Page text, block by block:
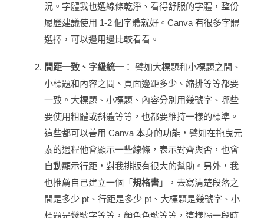
況。字體我也選線條乾淨、看得舒服的字體，整份
履歷建議使用 1-2 個字體就好。Canva 有很多字體
選擇，可以邊用邊比較看看。
間距一致、字級統一： 譬如大標題和小標題之間、
小標題和內容之間、頁面邊距多少、縮排等等都要
一致。大標題、小標題、內容分別用幾號字、哪些
要使用粗體或斜體等等，也都要維持一樣的標準。
這些都可以善用 Canva 本身的功能，譬如在拖曳元
素的過程他會顯示一些線條，表示對齊與否，也會
自動顯示行距，對我排版有很大的幫助。另外，我
也推薦自己建立一個「 規格書 」，去寫清楚段落之
間是多少 pt、行距是多少 pt、大標題是幾號字、小
標題是幾號字等等，顏色色號等等，這樣隔一段時